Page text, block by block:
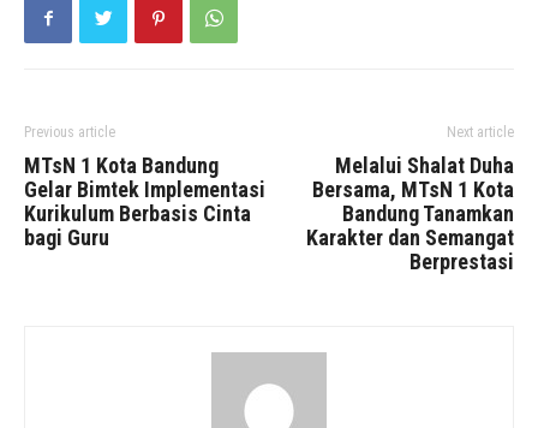
Previous article
MTsN 1 Kota Bandung
Gelar Bimtek Implementasi
Kurikulum Berbasis Cinta
bagi Guru
Next article
Melalui Shalat Duha
Bersama, MTsN 1 Kota
Bandung Tanamkan
Karakter dan Semangat
Berprestasi